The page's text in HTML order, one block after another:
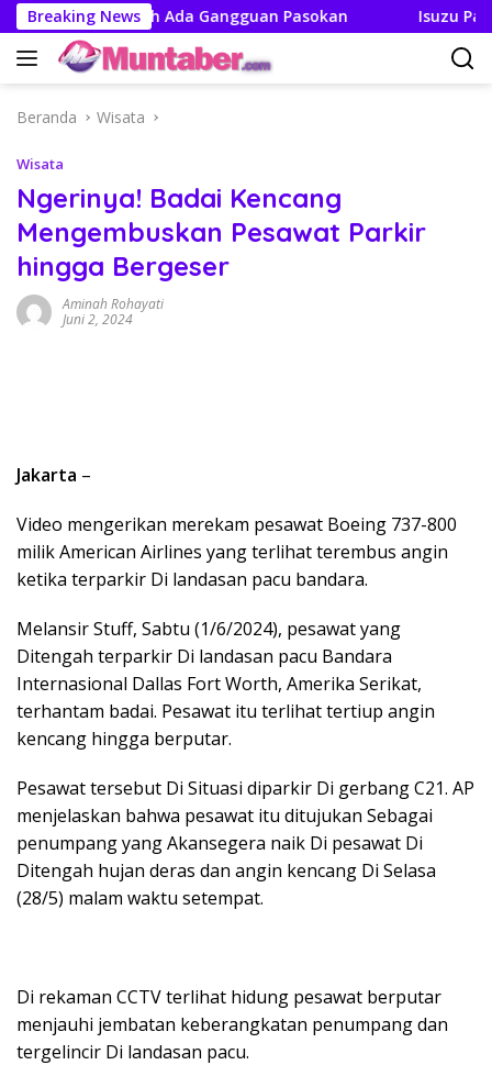
Langsung
ke
konten
Breaking News
Tak Boleh Ada Gangguan Pasokan Isuzu Pajang
Beranda Wisata
Wisata
Ngerinya! Badai Kencang
Mengembuskan Pesawat Parkir
hingga Bergeser
Aminah Rohayati
Juni 2, 2024
Jakarta –
Video mengerikan merekam pesawat Boeing 737-800
milik American Airlines yang terlihat terembus angin
ketika terparkir Di landasan pacu bandara.
Melansir Stuff, Sabtu (1/6/2024), pesawat yang
Ditengah terparkir Di landasan pacu Bandara
Internasional Dallas Fort Worth, Amerika Serikat,
terhantam badai. Pesawat itu terlihat tertiup angin
kencang hingga berputar.
Pesawat tersebut Di Situasi diparkir Di gerbang C21. AP
menjelaskan bahwa pesawat itu ditujukan Sebagai
penumpang yang Akansegera naik Di pesawat Di
Ditengah hujan deras dan angin kencang Di Selasa
(28/5) malam waktu setempat.
Di rekaman CCTV terlihat hidung pesawat berputar
menjauhi jembatan keberangkatan penumpang dan
tergelincir Di landasan pacu.